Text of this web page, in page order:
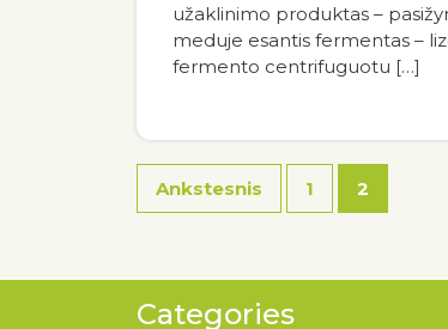
užaklinimo produktas –
meduje esantis fermentas –
fermento centrifuguotu […]
Ankstesnis 1 2
Categories